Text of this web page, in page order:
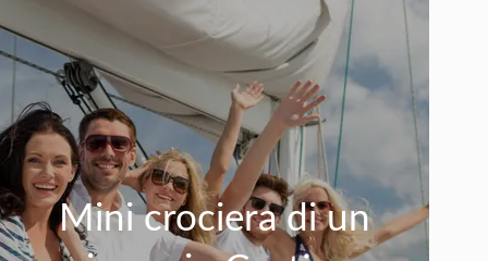
Mini crociera di un